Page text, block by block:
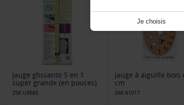
Jauge glissante 5 en 1
super grande (en pouces)
256 U9585
Jauge à aiguille bois
cm
346 61017
Je choisis